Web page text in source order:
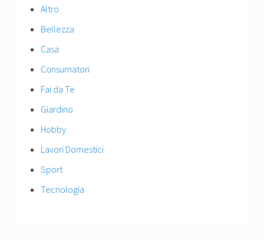
Altro
Bellezza
Casa
Consumatori
Fai da Te
Giardino
Hobby
Lavori Domestici
Sport
Tecnologia